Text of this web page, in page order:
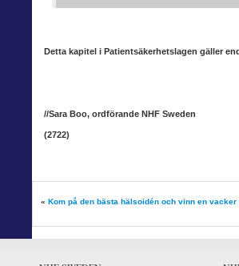
Detta kapitel i Patientsäkerhetslagen gäller
//Sara Boo, ordförande NHF Sweden
(2722)
« Kom på den bästa hälsoidén och vinn en